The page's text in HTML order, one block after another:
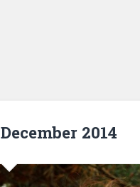
December 2014